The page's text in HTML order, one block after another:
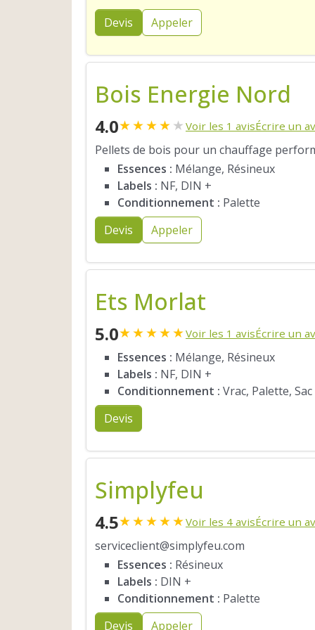
Devis
Appeler
Bois Energie Nord
4.0★★★★★ Voir les 1 avisÉcrire un
Pellets de bois pour un chauffage
Essences : Mélange, Résineux
Labels : NF, DIN +
Conditionnement : Palette
Devis
Appeler
Ets Morlat
5.0★★★★★Voir les 1 avisÉcrire un
Essences : Mélange, Résineux
Labels : NF, DIN +
Conditionnement : Vrac, Palette, Sac
Devis
Simplyfeu
4.5★★★★★Voir les 4 avisÉcrire un
serviceclient@simplyfeu.com
Essences : Résineux
Labels : DIN +
Conditionnement : Palette
Devis
Appeler